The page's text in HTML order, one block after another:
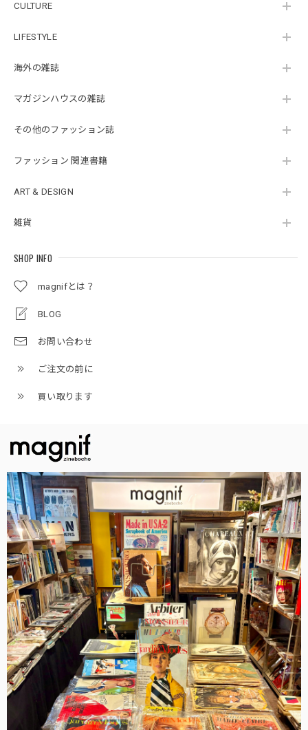
CULTURE
LIFESTYLE
海外の雑誌
マガジンハウスの雑誌
その他のファッション誌
ファッション 関連書籍
ART & DESIGN
雑貨
SHOP INFO
magnifとは？
BLOG
お問い合わせ
ご注文の前に
買い取ります